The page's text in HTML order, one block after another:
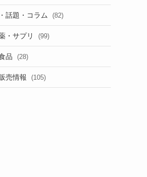
話題・コラム (82)
・サプリ (99)
品 (28)
売情報 (105)